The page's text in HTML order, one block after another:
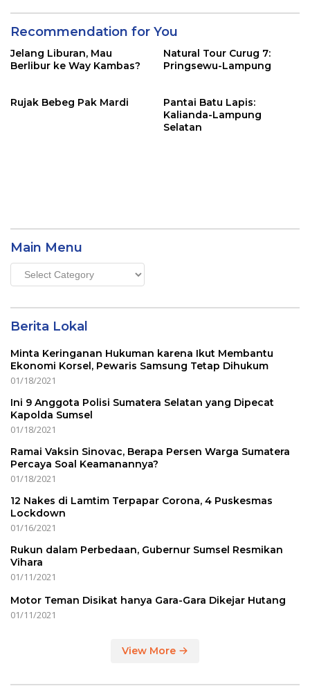
Recommendation for You
Jelang Liburan, Mau
Berlibur ke Way Kambas?
Natural Tour Curug 7:
Pringsewu-Lampung
Rujak Bebeg Pak Mardi
Pantai Batu Lapis:
Kalianda-Lampung
Selatan
Main Menu
Main
Menu
Berita Lokal
Minta Keringanan Hukuman karena Ikut Membantu
Ekonomi Korsel, Pewaris Samsung Tetap Dihukum
01/18/2021
Ini 9 Anggota Polisi Sumatera Selatan yang Dipecat
Kapolda Sumsel
01/18/2021
Ramai Vaksin Sinovac, Berapa Persen Warga Sumatera
Percaya Soal Keamanannya?
01/18/2021
12 Nakes di Lamtim Terpapar Corona, 4 Puskesmas
Lockdown
01/16/2021
Rukun dalam Perbedaan, Gubernur Sumsel Resmikan
Vihara
01/11/2021
Motor Teman Disikat hanya Gara-Gara Dikejar Hutang
01/11/2021
View More